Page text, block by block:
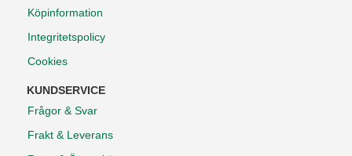
Köpinformation
Integritetspolicy
Cookies
KUNDSERVICE
Frågor & Svar
Frakt & Leverans